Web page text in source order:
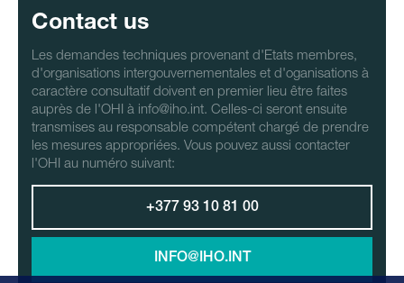
Contact us
Les demandes techniques provenant d'Etats membres,
d'organisations intergouvernementales et d'oganisations à
caractère consultatif doivent en premier lieu être faites
auprès de l'OHI à info@iho.int. Celles-ci seront ensuite
transmises au responsable compétent chargé de prendre
les mesures appropriées. Vous pouvez aussi contacter
l'OHI au numéro suivant:
+377 93 10 81 00
INFO@IHO.INT